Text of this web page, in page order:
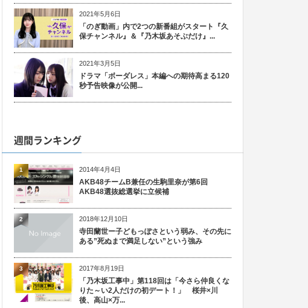
2021年5月6日
「のぎ動画」内で2つの新番組がスタート『久
保チャンネル』＆『乃木坂あそぶだけ』...
2021年3月5日
ドラマ「ボーダレス」本編への期待高まる120
秒予告映像が公開...
週間ランキング
2014年4月4日
AKB48チームB兼任の生駒里奈が第6回
AKB48選抜総選挙に立候補
1
2018年12月10日
寺田蘭世ー子どもっぽさという弱み、その先に
ある”死ぬまで満足しない”という強み
2
2017年8月19日
「乃木坂工事中」第118回は「今さら仲良くな
りた～い2人だけの初デート！」 桜井×川
後、高山×万...
3